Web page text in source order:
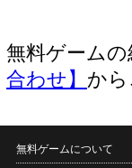
無料ゲーム
合わせ】 から
無料ゲームについて